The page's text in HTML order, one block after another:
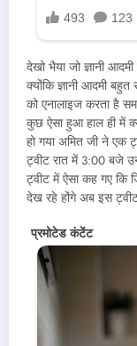
देखो भैया जो ज्ञानी
क्योंकि ज्ञानी आदमी
को एनालाइज करता है
कुछ ऐसा हुआ हाल ही में
हो गया अमित जी ने एक
ट्वीट रात में 3:00 बजे
ट्वीट में ऐसा कह गए
देख रहे होंगे अब इस